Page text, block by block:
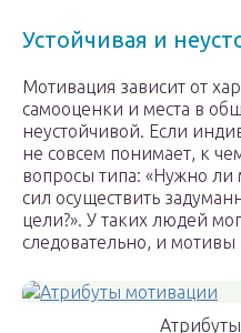
Устойчивая и
Мотивация зависит от
самооценки и места в
неустойчивой. Если
не совсем понимает, к
вопросы типа: «Нужно ли
сил осуществить
цели?». У таких людей
следовательно, и